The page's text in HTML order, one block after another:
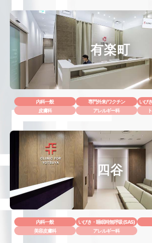
有楽町
内科一般 専門外来/ワクチン
いび
皮膚科
アレルギー科
四谷
内科一般 いびき・睡眠時無呼吸 (SAS)
美容皮膚科
アレルギー科